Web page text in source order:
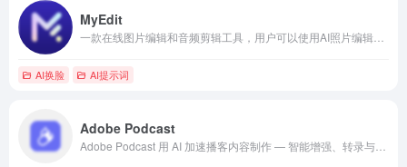
MyEdit
AI换脸 AI提示词
Adobe Podcast